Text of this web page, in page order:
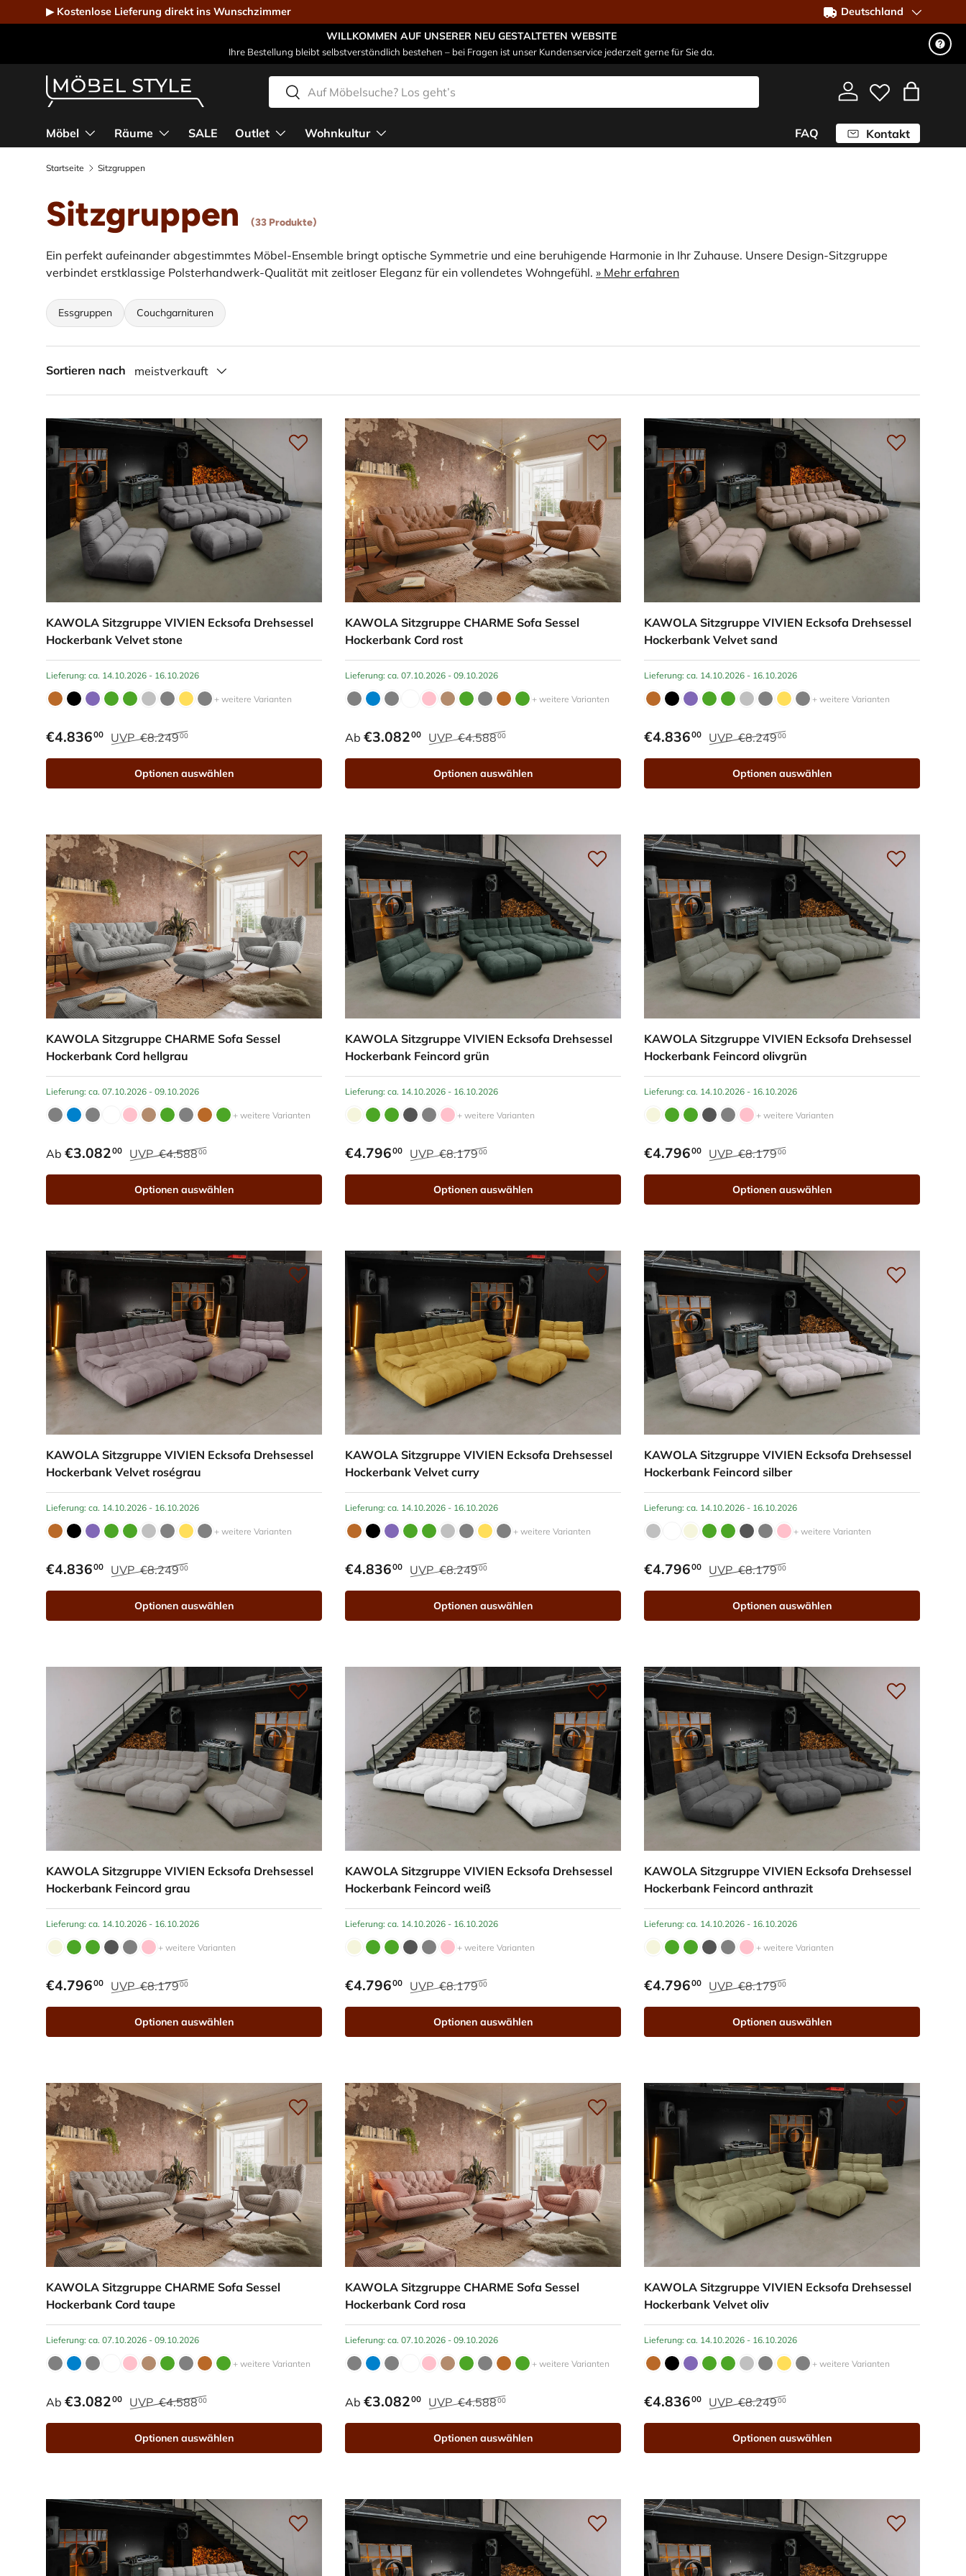
Direkt zum Inhalt
▶ Kostenlose Lieferung direkt ins Wunschzimmer
Deutschland
WILLKOMMEN AUF UNSERER NEU GESTALTETEN WEBSITE
Ihre Bestellung bleibt selbstverständlich bestehen – bei Fragen ist unser Kundenservice jederzeit gerne für Sie da.
Suchen
Suchen
Einloggen
Möbel Räume SALE Outlet Wohnkultur FAQ Kontakt
Startseite Sitzgruppen
Sitzgruppen (33 Produkte)
Ein perfekt aufeinander abgestimmtes Möbel-Ensemble bringt optische Symmetrie und eine beruhigende Harmonie in Ihr Zuhause. Unsere Design-Sitzgruppe
verbindet erstklassige Polsterhandwerk-Qualität mit zeitloser Eleganz für ein vollendetes Wohngefühl. » Mehr erfahren
Essgruppen Couchgarnituren
Sortieren nach meistverkauft
KAWOLA Sitzgruppe VIVIEN Ecksofa Drehsessel
Hockerbank Velvet stone
Lieferung: ca. 14.10.2026 - 16.10.2026
+ weitere Varianten
€4.83600 UVP €8.24900
Optionen auswählen
KAWOLA Sitzgruppe CHARME Sofa Sessel
Hockerbank Cord rost
Lieferung: ca. 07.10.2026 - 09.10.2026
+ weitere Varianten
Ab €3.08200 UVP €4.58800
Optionen auswählen
KAWOLA Sitzgruppe VIVIEN Ecksofa Drehsessel
Hockerbank Velvet sand
Lieferung: ca. 14.10.2026 - 16.10.2026
+ weitere Varianten
€4.83600 UVP €8.24900
Optionen auswählen
KAWOLA Sitzgruppe CHARME Sofa Sessel
Hockerbank Cord hellgrau
Lieferung: ca. 07.10.2026 - 09.10.2026
+ weitere Varianten
Ab €3.08200 UVP €4.58800
Optionen auswählen
KAWOLA Sitzgruppe VIVIEN Ecksofa Drehsessel
Hockerbank Feincord grün
Lieferung: ca. 14.10.2026 - 16.10.2026
+ weitere Varianten
€4.79600 UVP €8.17900
Optionen auswählen
KAWOLA Sitzgruppe VIVIEN Ecksofa Drehsessel
Hockerbank Feincord olivgrün
Lieferung: ca. 14.10.2026 - 16.10.2026
+ weitere Varianten
€4.79600 UVP €8.17900
Optionen auswählen
KAWOLA Sitzgruppe VIVIEN Ecksofa Drehsessel
Hockerbank Velvet roségrau
Lieferung: ca. 14.10.2026 - 16.10.2026
+ weitere Varianten
€4.83600 UVP €8.24900
Optionen auswählen
KAWOLA Sitzgruppe VIVIEN Ecksofa Drehsessel
Hockerbank Velvet curry
Lieferung: ca. 14.10.2026 - 16.10.2026
+ weitere Varianten
€4.83600 UVP €8.24900
Optionen auswählen
KAWOLA Sitzgruppe VIVIEN Ecksofa Drehsessel
Hockerbank Feincord silber
Lieferung: ca. 14.10.2026 - 16.10.2026
+ weitere Varianten
€4.79600 UVP €8.17900
Optionen auswählen
KAWOLA Sitzgruppe VIVIEN Ecksofa Drehsessel
Hockerbank Feincord grau
Lieferung: ca. 14.10.2026 - 16.10.2026
+ weitere Varianten
€4.79600 UVP €8.17900
Optionen auswählen
KAWOLA Sitzgruppe VIVIEN Ecksofa Drehsessel
Hockerbank Feincord weiß
Lieferung: ca. 14.10.2026 - 16.10.2026
+ weitere Varianten
€4.79600 UVP €8.17900
Optionen auswählen
KAWOLA Sitzgruppe VIVIEN Ecksofa Drehsessel
Hockerbank Feincord anthrazit
Lieferung: ca. 14.10.2026 - 16.10.2026
+ weitere Varianten
€4.79600 UVP €8.17900
Optionen auswählen
KAWOLA Sitzgruppe CHARME Sofa Sessel
Hockerbank Cord taupe
Lieferung: ca. 07.10.2026 - 09.10.2026
+ weitere Varianten
Ab €3.08200 UVP €4.58800
Optionen auswählen
KAWOLA Sitzgruppe CHARME Sofa Sessel
Hockerbank Cord rosa
Lieferung: ca. 07.10.2026 - 09.10.2026
+ weitere Varianten
Ab €3.08200 UVP €4.58800
Optionen auswählen
KAWOLA Sitzgruppe VIVIEN Ecksofa Drehsessel
Hockerbank Velvet oliv
Lieferung: ca. 14.10.2026 - 16.10.2026
+ weitere Varianten
€4.83600 UVP €8.24900
Optionen auswählen